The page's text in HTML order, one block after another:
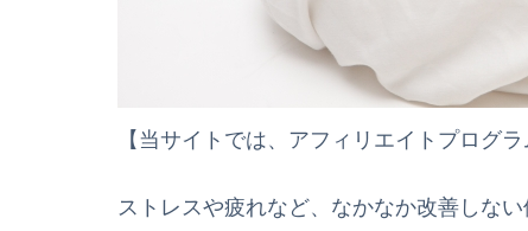
【当サイトでは、アフィリエイトプログ
ストレスや疲れなど、なかなか改善しな